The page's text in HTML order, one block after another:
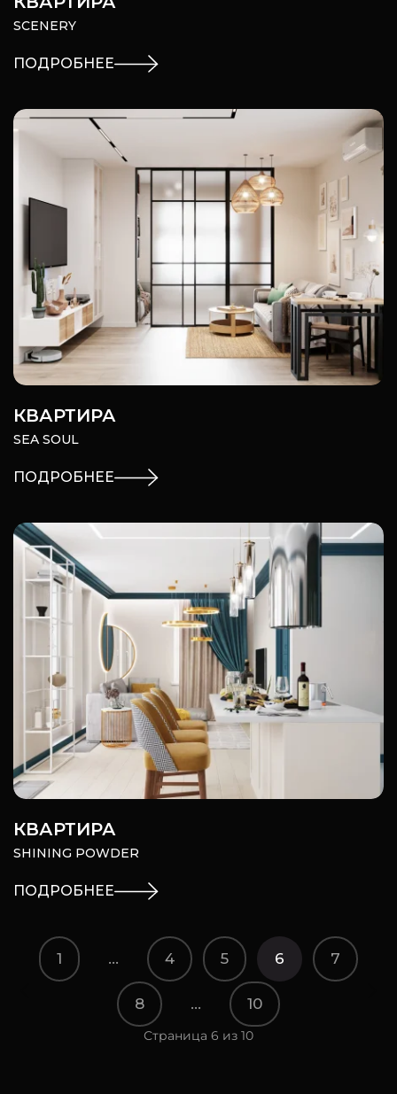
SCENERY
ПОДРОБНЕЕ
КВАРТИРА
SEA SOUL
ПОДРОБНЕЕ
КВАРТИРА
SHINING POWDER
ПОДРОБНЕЕ
1 ... 4 5 6 7
8 ... 10
Страница 6 из 10